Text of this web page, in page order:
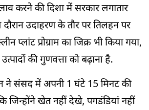
करने की दिशा में सरकार लगातार
उदाहरण के तौर पर तिलहन पर
प्लांट प्रोग्राम का जिक्र भी किया गया,
की गुणवत्ता को बढ़ाना है.
ने संसद में अपनी 1 घंटे 15 मिनट की
जिन्होंने खेत नहीं देखे, पगडंडियां नहीं